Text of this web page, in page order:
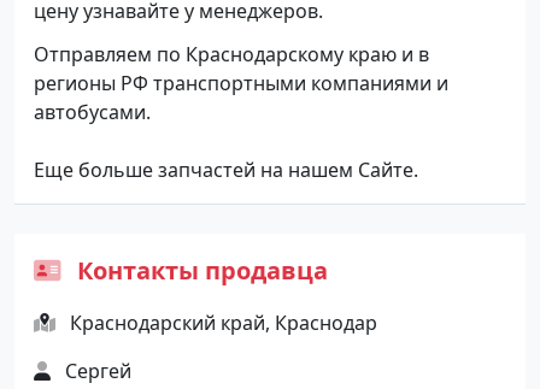
цену узнавайте у менеджеров.
Отправляем по Краснодарскому краю и в
регионы РФ транспортными компаниями и
автобусами.
Еще больше запчастей на нашем Сайте.
Контакты продавца
Краснодарский край, Краснодар
Сергей